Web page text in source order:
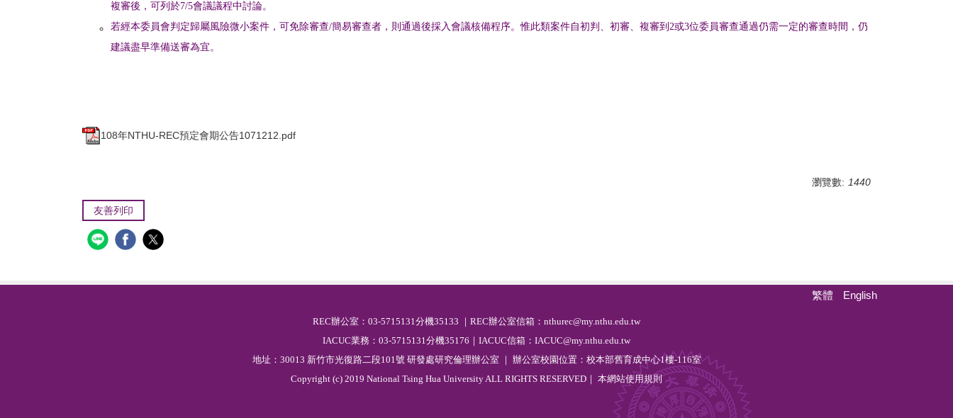
複審後，可列於7/5會議議程中討論。
若經本委員會判定歸屬風險微小案件，可免除審查/簡易審查者，則通過後採入會議核備程序。惟此類案件自初判、初審、複審到 2或3位委員審查通過仍需一定的審查時間，仍
建議盡早準備送審為宜。
108年NTHU-REC預定會期公告1071212.pdf
瀏覽數: 1440
友善列印
繁體 English
REC辦公室：03-5715131分機35133 ｜REC辦公室信箱：nthurec@my.nthu.edu.tw
IACUC業務：03-5715131分機35176｜IACUC信箱：IACUC@my.nthu.edu.tw
地址：30013 新竹市光復路二段101號 研發處研究倫理辦公室 ｜ 辦公室校園位置：校本部舊育成中心1樓-116室
Copyright (c) 2019 National Tsing Hua University ALL RIGHTS RESERVED｜ 本網站使用規則